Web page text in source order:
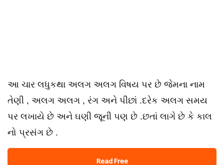
આ ચાર લધુકથા અલગ અલગ વિષય પર છે જેમના નામ
તેણી , અલગ અલગ , રંગ અને પીછાં .દરેક અલગ સમય
પર લખાયે છે અને ઘણી જૂની પણ છે .છતાં લાગે છે કે કાલ
નો પ્રસંગ છે .
Read Free